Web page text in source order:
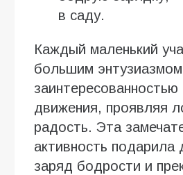
в саду.
Каждый маленький
большим энтузиазмом
движения, проявляя
радость. Эта
активность
заряд бодрости и